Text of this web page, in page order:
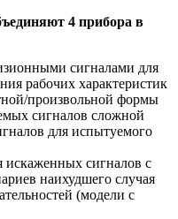
4 прибора в
сигналами для
рабочих характеристик
произвольной формы
сигналов сложной
для испытуемого
искаженных сигналов с
наихудшего случая
(модели с